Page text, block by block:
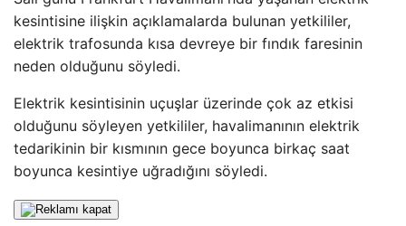
kesintisine ilişkin açıklamalarda bulunan yetkililer,
elektrik trafosunda kısa devreye bir fındık faresinin
neden olduğunu söyledi.
Elektrik kesintisinin uçuşlar üzerinde çok az etkisi
olduğunu söyleyen yetkililer, havalimanının elektrik
tedarikinin bir kısmının gece boyunca birkaç saat
boyunca kesintiye uğradığını söyledi.